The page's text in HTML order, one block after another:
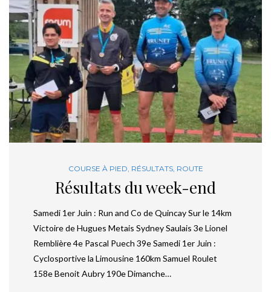
COURSE À PIED RÉSULTATS, ROUTE
Résultats du week-end
Samedi 1er Juin : Run and Co de Quincay Sur le 14km
Victoire de Hugues Metais Sydney Saulais 3e Lionel
Remblière 4e Pascal Puech 39e Samedi 1er Juin :
Cyclosportive la Limousine 160km Samuel Roulet
158e Benoit Aubry 190e Dimanche…